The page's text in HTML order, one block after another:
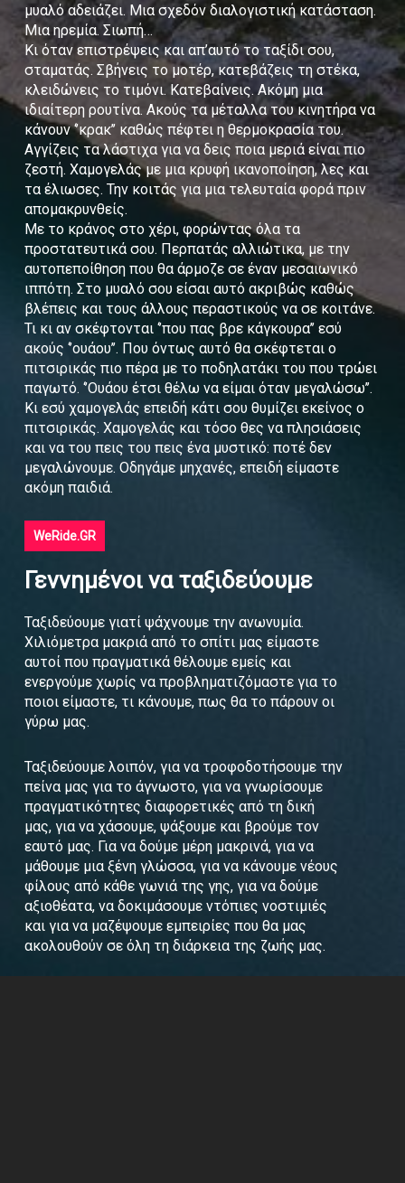
μυαλό αδειάζει. Μια σχεδόν διαλογιστική κατάσταση.
Μια ηρεμία. Σιωπή…
Κι όταν επιστρέψεις και απ’αυτό το ταξίδι σου,
σταματάς. Σβήνεις το μοτέρ, κατεβάζεις τη στέκα,
κλειδώνεις το τιμόνι. Κατεβαίνεις. Ακόμη μια
ιδιαίτερη ρουτίνα. Ακούς τα μέταλλα του κινητήρα να
κάνουν ‘’κρακ’’ καθώς πέφτει η θερμοκρασία του.
Αγγίζεις τα λάστιχα για να δεις ποια μεριά είναι πιο
ζεστή. Χαμογελάς με μια κρυφή ικανοποίηση, λες και
τα έλιωσες. Την κοιτάς για μια τελευταία φορά πριν
απομακρυνθείς.
Με το κράνος στο χέρι, φορώντας όλα τα
προστατευτικά σου. Περπατάς αλλιώτικα, με την
αυτοπεποίθηση που θα άρμοζε σε έναν μεσαιωνικό
ιππότη. Στο μυαλό σου είσαι αυτό ακριβώς καθώς
βλέπεις και τους άλλους περαστικούς να σε κοιτάνε.
Τι κι αν σκέφτονται ‘’που πας βρε κάγκουρα’’ εσύ
ακούς ‘’ουάου’’. Που όντως αυτό θα σκέφτεται ο
πιτσιρικάς πιο πέρα με το ποδηλατάκι του που τρώει
παγωτό. ‘’Ουάου έτσι θέλω να είμαι όταν μεγαλώσω’’.
Κι εσύ χαμογελάς επειδή κάτι σου θυμίζει εκείνος ο
πιτσιρικάς. Χαμογελάς και τόσο θες να πλησιάσεις
και να του πεις του πεις ένα μυστικό: ποτέ δεν
μεγαλώνουμε. Οδηγάμε μηχανές, επειδή είμαστε
ακόμη παιδιά.
WeRide.GR
Γεννημένοι να ταξιδεύουμε
Ταξιδεύουμε γιατί ψάχνουμε την ανωνυμία.
Χιλιόμετρα μακριά από το σπίτι μας είμαστε
αυτοί που πραγματικά θέλουμε εμείς και
ενεργούμε χωρίς να προβληματιζόμαστε για το
ποιοι είμαστε, τι κάνουμε, πως θα το πάρουν οι
γύρω μας.
Ταξιδεύουμε λοιπόν, για να τροφοδοτήσουμε την
πείνα μας για το άγνωστο, για να γνωρίσουμε
πραγματικότητες διαφορετικές από τη δική
μας, για να χάσουμε, ψάξουμε και βρούμε τον
εαυτό μας. Για να δούμε μέρη μακρινά, για να
μάθουμε μια ξένη γλώσσα, για να κάνουμε νέους
φίλους από κάθε γωνιά της γης, για να δούμε
αξιοθέατα, να δοκιμάσουμε ντόπιες νοστιμιές
και για να μαζέψουμε εμπειρίες που θα μας
ακολουθούν σε όλη τη διάρκεια της ζωής μας.